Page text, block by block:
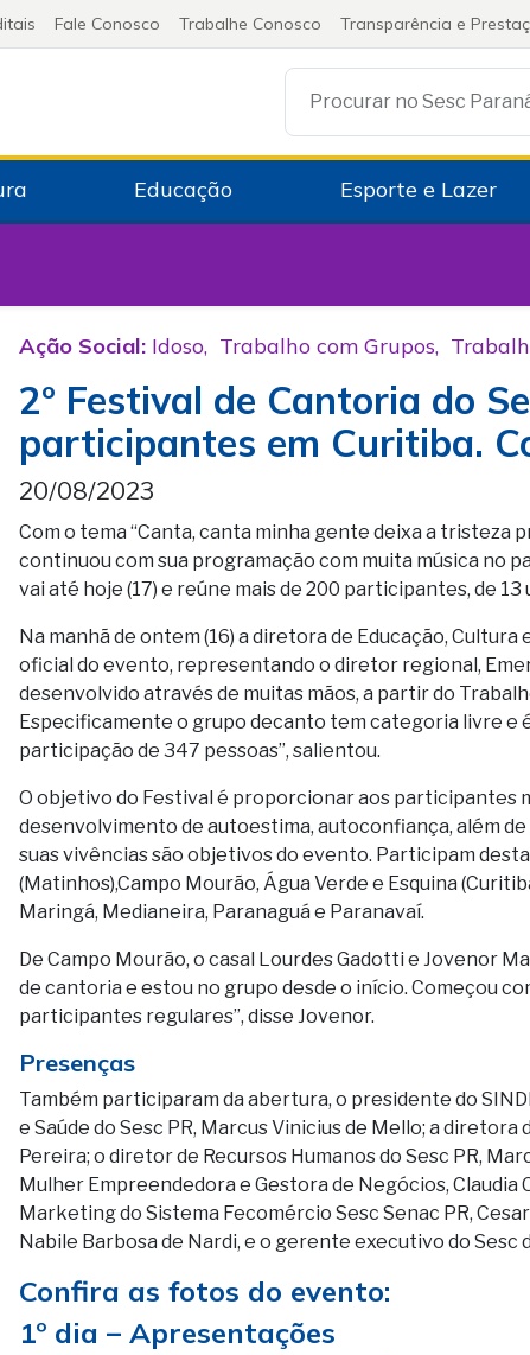
Fale Conosco Trabalhe Conosco Transparência e
Procurar no Sesc
Educação Esporte e Lazer
Ação Social: Idoso, Trabalho com Grupos,
2º Festival de Cantoria do
participantes em Curitiba.
20/08/2023
Com o tema “Canta, canta minha gente deixa a tristeza
continuou com sua programação com muita música no
vai até hoje (17) e reúne mais de 200 participantes, de
Na manhã de ontem (16) a diretora de Educação,
oficial do evento, representando o diretor regional,
desenvolvido através de muitas mãos, a partir do
Especificamente o grupo decanto tem categoria livre e
participação de 347 pessoas”, salientou.
O objetivo do Festival é proporcionar aos participantes
desenvolvimento de autoestima, autoconfiança, além
suas vivências são objetivos do evento. Participam
(Matinhos),Campo Mourão, Água Verde e Esquina
Maringá, Medianeira, Paranaguá e Paranavaí.
De Campo Mourão, o casal Lourdes Gadotti e Jovenor
de cantoria e estou no grupo desde o início. Começou
participantes regulares”, disse Jovenor.
Presenças
Também participaram da abertura, o presidente do
e Saúde do Sesc PR, Marcus Vinicius de Mello; a
Pereira; o diretor de Recursos Humanos do Sesc PR,
Mulher Empreendedora e Gestora de Negócios,
Marketing do Sistema Fecomércio Sesc Senac PR,
Nabile Barbosa de Nardi, e o gerente executivo do Sesc
Confira as fotos do evento:
1º dia – Apresentações